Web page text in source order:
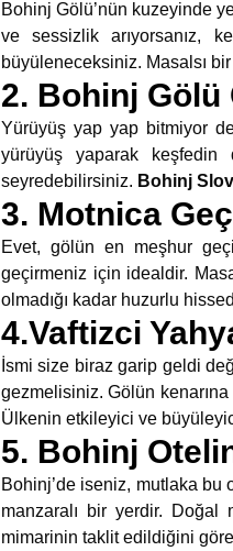
Bohinj Gölü’nün kuzeyinde
ve sessizlik arıyorsanız,
büyüleneceksiniz. Masalsı
2. Bohinj Gölü
Yürüyüş yap yap bitmiyor
yürüyüş yaparak keşfedin
seyredebilirsiniz. Bohinj
3. Motnica
Evet, gölün en meşhur
geçirmeniz için idealdir.
olmadığı kadar huzurlu
4.Vaftizci
İsmi size biraz garip geldi
gezmelisiniz. Gölün
Ülkenin etkileyici ve
5. Bohinj
Bohinj’de iseniz, mutlaka bu
manzaralı bir yerdir. Doğal
mimarinin taklit edildiğini